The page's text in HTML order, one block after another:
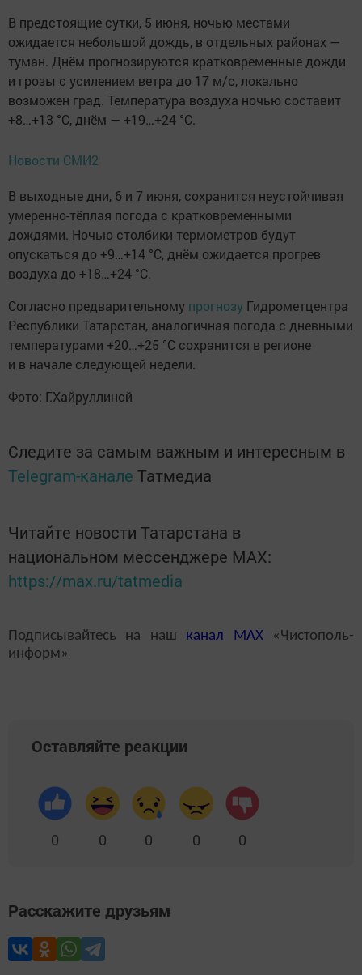
В предстоящие сутки, 5 июня, ночью местами
ожидается небольшой дождь, в отдельных районах —
туман. Днём прогнозируются кратковременные дожди
и грозы с усилением ветра до 17 м/с, локально
возможен град. Температура воздуха ночью составит
+8…+13 °C, днём — +19…+24 °C.
Новости СМИ2
В выходные дни, 6 и 7 июня, сохранится неустойчивая
умеренно-тёплая погода с кратковременными
дождями. Ночью столбики термометров будут
опускаться до +9…+14 °C, днём ожидается прогрев
воздуха до +18…+24 °C.
Согласно предварительному прогнозу Гидрометцентра
Республики Татарстан, аналогичная погода с дневными
температурами +20…+25 °C сохранится в регионе
и в начале следующей недели.
Фото: Г.Хайруллиной
Следите за самым важным и интересным в
Telegram-канале Татмедиа
Читайте новости Татарстана в
национальном мессенджере MАХ:
https://max.ru/tatmedia
Подписывайтесь на наш канал MAX«Чистополь-
информ»
Оставляйте реакции
0 0 0 0 0
Расскажите друзьям